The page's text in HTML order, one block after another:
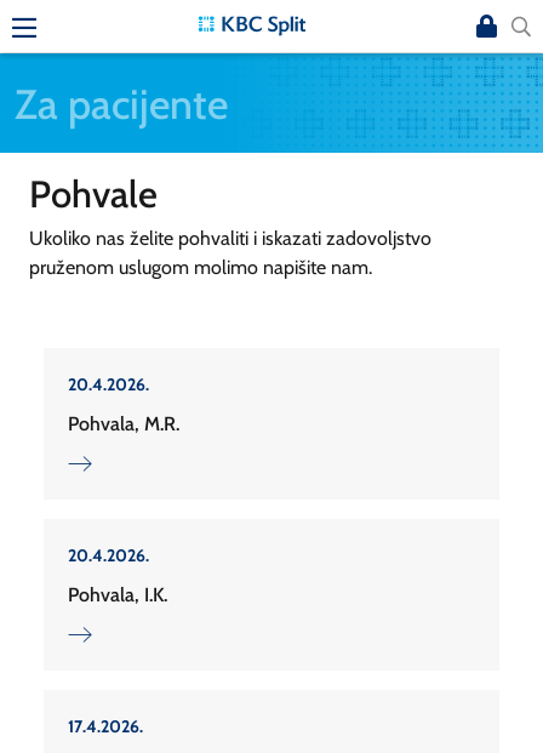
Za pacijente
Pohvale
Ukoliko nas želite pohvaliti i iskazati zadovoljstvo
pruženom uslugom molimo napišite nam.
20.4.2026.
Pohvala, M.R.
20.4.2026.
Pohvala, I.K.
17.4.2026.